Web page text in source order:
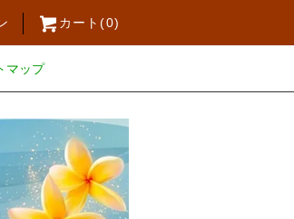
カート(0)
マップ